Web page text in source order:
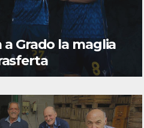
a Grado la maglia